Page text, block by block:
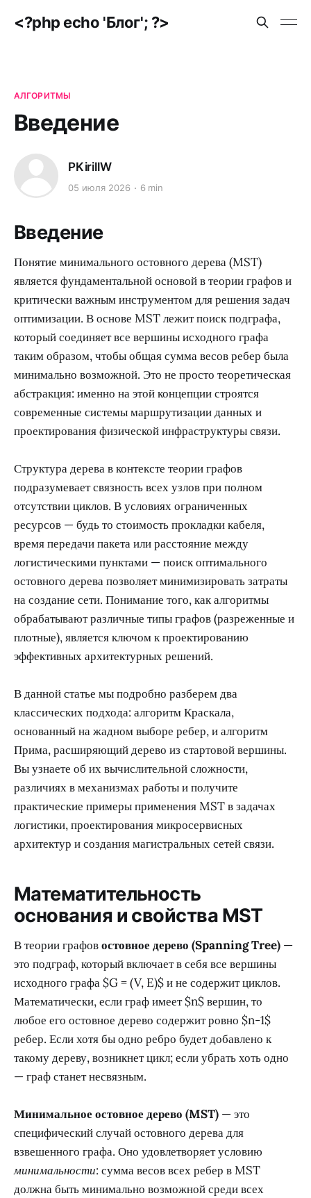
<?php echo 'Блог'; ?>
АЛГОРИТМЫ
Введение
PKirillW
05 июля 2026 6 min
Введение
Понятие минимального остовного дерева (MST)
является фундаментальной основой в теории графов и
критически важным инструментом для решения задач
оптимизации. В основе MST лежит поиск подграфа,
который соединяет все вершины исходного графа
таким образом, чтобы общая сумма весов ребер была
минимально возможной. Это не просто теоретическая
абстракция: именно на этой концепции строятся
современные системы маршрутизации данных и
проектирования физической инфраструктуры связи.
Структура дерева в контексте теории графов
подразумевает связность всех узлов при полном
отсутствии циклов. В условиях ограниченных
ресурсов — будь то стоимость прокладки кабеля,
время передачи пакета или расстояние между
логистическими пунктами — поиск оптимального
остовного дерева позволяет минимизировать затраты
на создание сети. Понимание того, как алгоритмы
обрабатывают различные типы графов (разреженные и
плотные), является ключом к проектированию
эффективных архитектурных решений.
В данной статье мы подробно разберем два
классических подхода: алгоритм Краскала,
основанный на жадном выборе ребер, и алгоритм
Прима, расширяющий дерево из стартовой вершины.
Вы узнаете об их вычислительной сложности,
различиях в механизмах работы и получите
практические примеры применения MST в задачах
логистики, проектирования микросервисных
архитектур и создания магистральных сетей связи.
Математительность
основания и свойства MST
В теории графовостовное дерево (Spanning Tree) —
это подграф, который включает в себя все вершины
исходного графа $G = (V, E)$ и не содержит циклов.
Математически, если граф имеет $n$ вершин, то
любое его остовное дерево содержит ровно $n-1$
ребер. Если хотя бы одно ребро будет добавлено к
такому дереву, возникнет цикл; если убрать хоть одно
— граф станет несвязным.
Минимальное остовное дерево (MST) — это
специфический случай остовного дерева для
взвешенного графа. Оно удовлетворяет условию
минимальности: сумма весов всех ребер в MST
должна быть минимально возможной среди всех